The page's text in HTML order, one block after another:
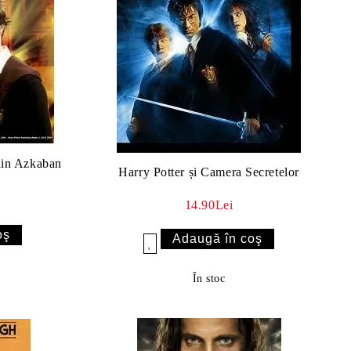
Azkaban
Harry Potter și Camera Secretelor
14.90Lei
În stoc